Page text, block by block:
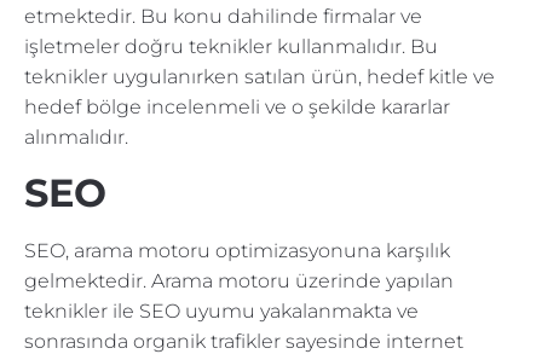
etmektedir. Bu konu dahilinde firmalar ve
işletmeler doğru teknikler kullanmalıdır. Bu
teknikler uygulanırken satılan ürün, hedef kitle ve
hedef bölge incelenmeli ve o şekilde kararlar
alınmalıdır.
SEO
SEO, arama motoru optimizasyonuna karşılık
gelmektedir. Arama motoru üzerinde yapılan
teknikler ile SEO uyumu yakalanmakta ve
sonrasında organik trafikler sayesinde internet